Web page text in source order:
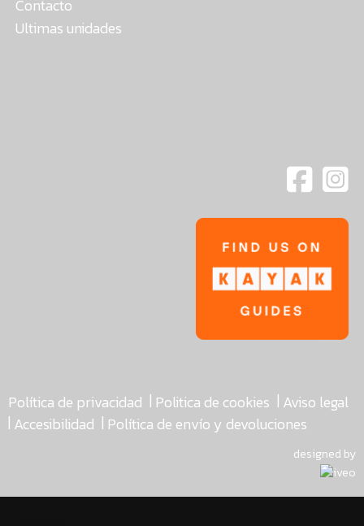
Contacto
Ultimas unidades
Política de privacidad | Politica de cookies | Aviso legal
| Accesibilidad | Política de envío y devoluciones
designed by